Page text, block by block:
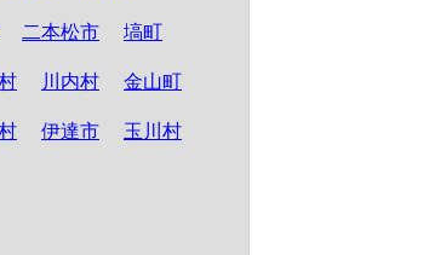
二本松市 塙町
川内村 金山町
伊達市 玉川村